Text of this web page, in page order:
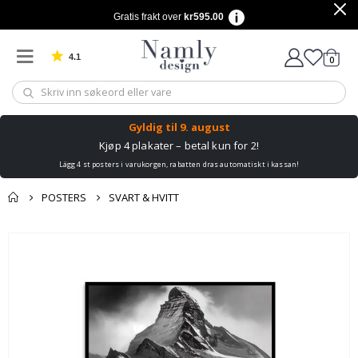
Gratis frakt over kr595.00
4.1 Basert på 1029 stemmer 0varer
Gyldig til 9. august
Kjøp 4 plakater – betal kun for 2!
Lägg 4 st posters i varukorgen, rabatten dras automatiskt i kassan!
POSTERS SVART & HVITT